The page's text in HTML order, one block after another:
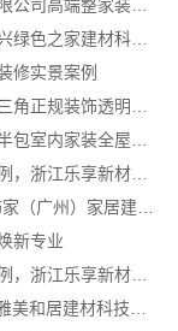
湖北百年米莱空间美学装饰材料有限公司高端整家装修老房翻新
本地化专业室内设计团队省心，嘉兴绿色之家建材科技有限公司全程托管
修实景案例
便宜住宅装修新房整体布置施工案例，浙江乐享新材料有限公司为您详解
广州家装装修报价全屋装修-精匠饰家（广州）家居建材有限公司
新专业
优秀家庭装潢家装基础工程施工案例，浙江乐享新材料有限公司案例展示